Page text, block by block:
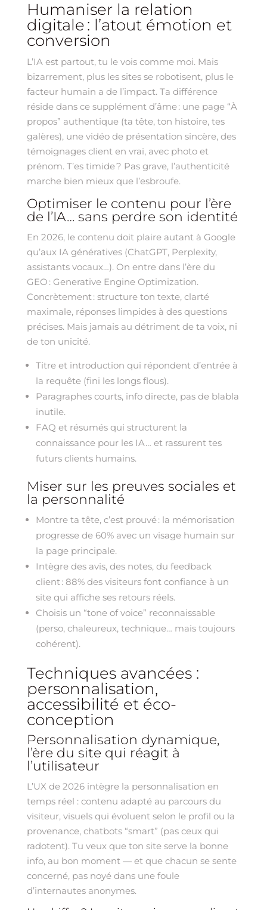
Humaniser la relation
digitale : l’atout émotion et
conversion
L’IA est partout, tu le vois comme moi. Mais
bizarrement, plus les sites se robotisent, plus le
facteur humain a de l’impact. Ta différence
réside dans ce supplément d’âme : une page “À
propos” authentique (ta tête, ton histoire, tes
galères), une vidéo de présentation sincère, des
témoignages client en vrai, avec photo et
prénom. T’es timide ? Pas grave, l’authenticité
marche bien mieux que l’esbroufe.
Optimiser le contenu pour l’ère
de l’IA… sans perdre son identité
En 2026, le contenu doit plaire autant à Google
qu’aux IA génératives (ChatGPT, Perplexity,
assistants vocaux…). On entre dans l’ère du
GEO : Generative Engine Optimization.
Concrètement : structure ton texte, clarté
maximale, réponses limpides à des questions
précises. Mais jamais au détriment de ta voix, ni
de ton unicité.
Titre et introduction qui répondent d’entrée à
la requête (fini les longs flous).
Paragraphes courts, info directe, pas de blabla
inutile.
FAQ et résumés qui structurent la
connaissance pour les IA… et rassurent tes
futurs clients humains.
Miser sur les preuves sociales et
la personnalité
Montre ta tête, c’est prouvé : la mémorisation
progresse de 60% avec un visage humain sur
la page principale.
Intègre des avis, des notes, du feedback
client : 88% des visiteurs font confiance à un
site qui affiche ses retours réels.
Choisis un “tone of voice” reconnaissable
(perso, chaleureux, technique… mais toujours
cohérent).
Techniques avancées :
personnalisation,
accessibilité et éco-
conception
Personnalisation dynamique,
l’ère du site qui réagit à
l’utilisateur
L’UX de 2026 intègre la personnalisation en
temps réel : contenu adapté au parcours du
visiteur, visuels qui évoluent selon le profil ou la
provenance, chatbots “smart” (pas ceux qui
radotent). Tu veux que ton site serve la bonne
info, au bon moment — et que chacun se sente
concerné, pas noyé dans une foule
d’internautes anonymes.